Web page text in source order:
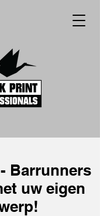
Barrunners
uw eigen